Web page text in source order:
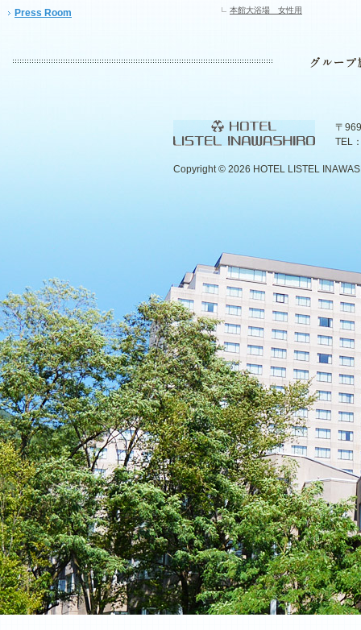
Press Room
本館大浴場 女性用
〒
TEL
Copyright © 2026 HOTEL LISTEL